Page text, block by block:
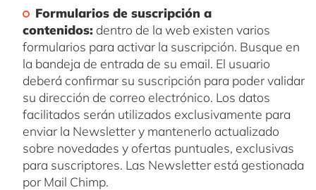
Formularios de suscripción a
contenidos: dentro de la web existen varios
formularios para activar la suscripción. Busque en
la bandeja de entrada de su email. El usuario
deberá confirmar su suscripción para poder validar
su dirección de correo electrónico. Los datos
facilitados serán utilizados exclusivamente para
enviar la Newsletter y mantenerlo actualizado
sobre novedades y ofertas puntuales, exclusivas
para suscriptores. Las Newsletter está gestionada
por Mail Chimp.